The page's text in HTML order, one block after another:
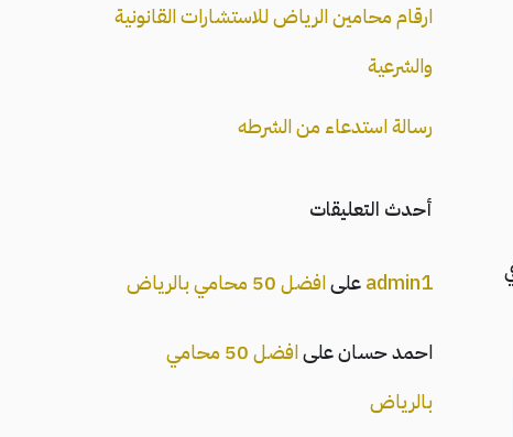
ارقام محامين الرياض للاستشارات القانونية
والشرعية
رسالة استدعاء من الشرطه
أحدث التعليقات
admin1علىافضل 50 محامي بالرياض
احمد حسانعلى
افضل 50 محامي
بالرياض